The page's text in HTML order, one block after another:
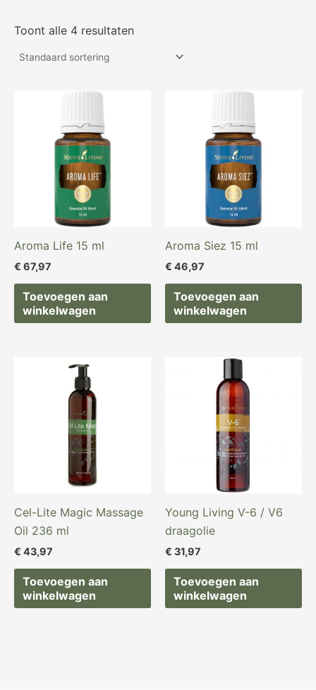
Toont alle 4 resultaten
Aroma Life 15 ml
€ 67,97
Toevoegen aan
winkelwagen
Aroma Siez 15 ml
€ 46,97
Toevoegen aan
winkelwagen
Cel-Lite Magic Massage
Oil 236 ml
€ 43,97
Toevoegen aan
winkelwagen
Young Living V-6 / V6
draagolie
€ 31,97
Toevoegen aan
winkelwagen